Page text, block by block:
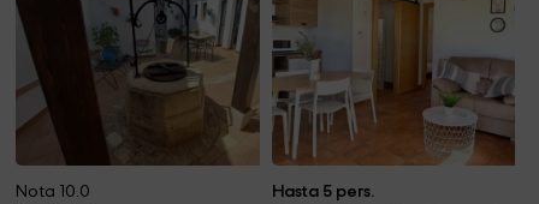
Nota 10.0
Hasta 5 pers.